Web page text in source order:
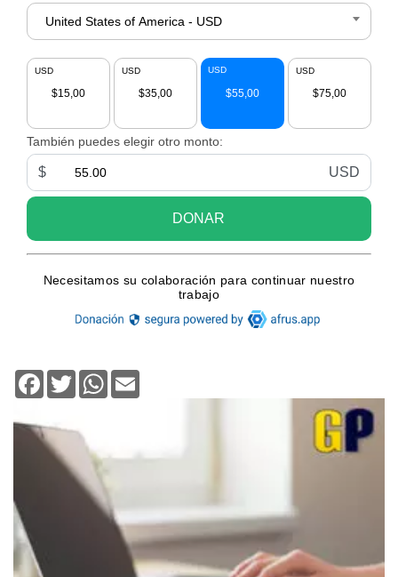
Facebook
TwitterWhatsApp